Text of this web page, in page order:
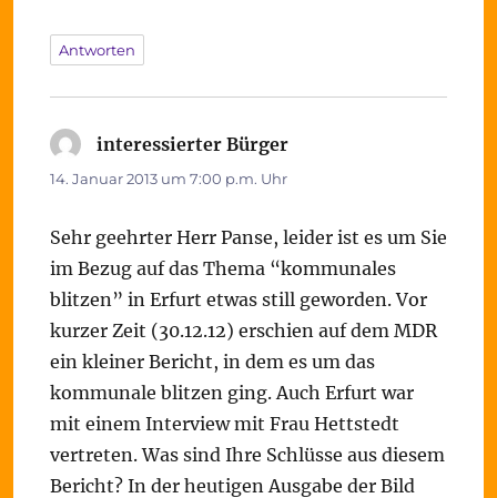
Antworten
interessierter Bürgersagt:
14. Januar 2013 um 7:00 p.m. Uhr
Sehr geehrter Herr Panse, leider ist es um Sie
im Bezug auf das Thema “kommunales
blitzen” in Erfurt etwas still geworden. Vor
kurzer Zeit (30.12.12) erschien auf dem MDR
ein kleiner Bericht, in dem es um das
kommunale blitzen ging. Auch Erfurt war
mit einem Interview mit Frau Hettstedt
vertreten. Was sind Ihre Schlüsse aus diesem
Bericht? In der heutigen Ausgabe der Bild